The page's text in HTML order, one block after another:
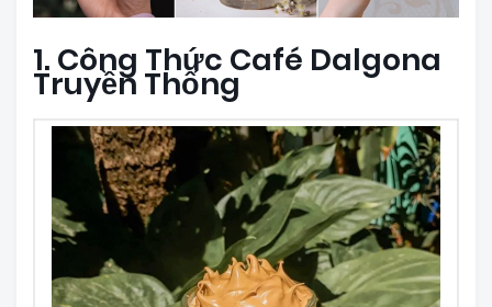
1. Công Thức Café Dalgona
Truyền Thống